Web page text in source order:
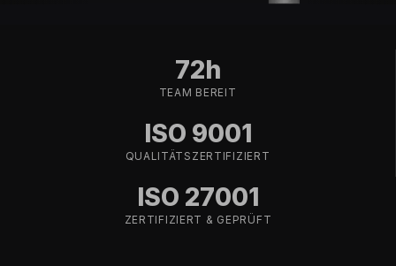
72h
TEAM BEREIT
ISO 9001
QUALITÄTSZERTIFIZIERT
ISO 27001
ZERTIFIZIERT & GEPRÜFT